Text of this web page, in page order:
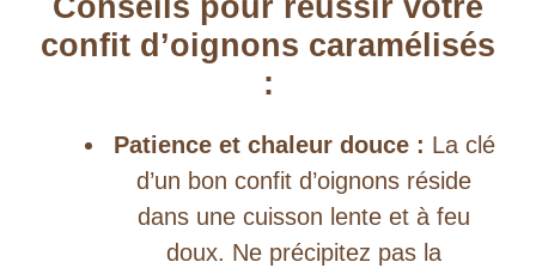
Conseils pour réussir votre
confit d’oignons caramélisés
:
Patience et chaleur douce : La clé
d’un bon confit d’oignons réside
dans une cuisson lente et à feu
doux. Ne précipitez pas la